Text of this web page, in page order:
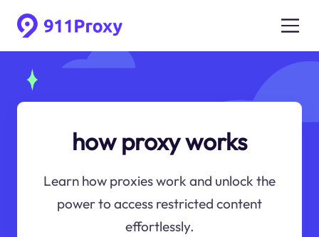
how proxy works
Learn how proxies work and unlock the
power to access restricted content
effortlessly.